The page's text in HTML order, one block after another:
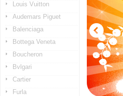
Louis Vuitton
Audemars Piguet
Balenciaga
Bottega Veneta
Boucheron
Bvlgari
Cartier
Furla